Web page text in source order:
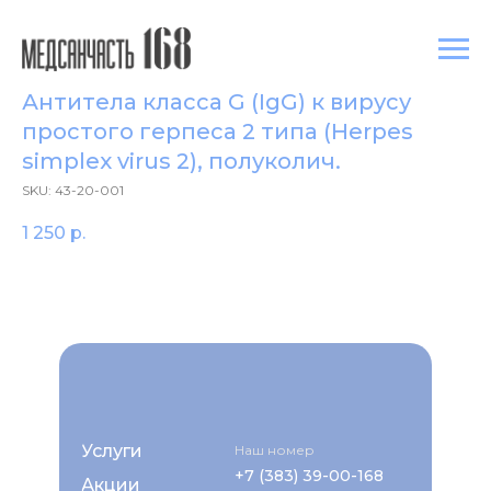
Антитела класса G (IgG) к вирусу
простого герпеса 2 типа (Herpes
simplex virus 2), полуколич.
SKU: 43-20-001
1 250 р.
Услуги
Акции +7 (383) 39-00-168
Наш номер